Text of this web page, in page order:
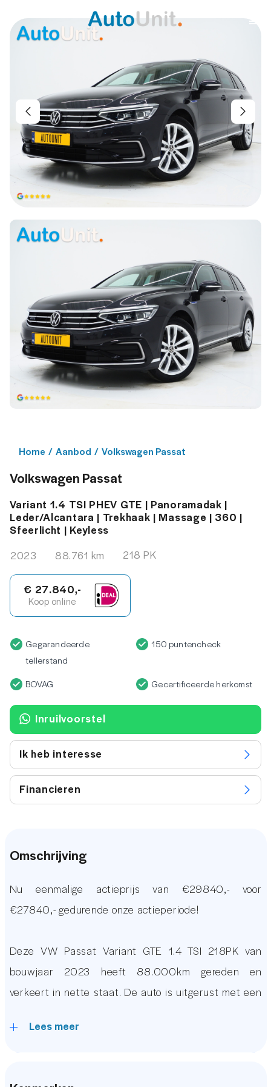
Home / Aanbod / Volkswagen Passat
Volkswagen Passat
Variant 1.4 TSI PHEV GTE | Panoramadak |
Leder/Alcantara | Trekhaak | Massage | 360 |
Sfeerlicht | Keyless
2023
88.761 km 218 PK
€ 27.840,-
Koop online
Gegarandeerde
tellerstand
150 puntencheck
BOVAG Gecertificeerde herkomst
Inruilvoorstel
Ik heb interesse
Financieren
Omschrijving
Nu eenmalige actieprijs van €29840,- voor
€27840,- gedurende onze actieperiode!
Deze VW Passat Variant GTE 1.4 TSI 218PK van
bouwjaar 2023 heeft 88.000km gereden en
verkeert in nette staat. De auto is uitgerust met een
Verstelbare Stoelen met Massagefunctie,
Leder/Alcantara Bekleding, 360 &
Lees meer